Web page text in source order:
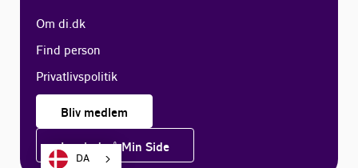
Om di.dk
Find person
Privatlivspolitik
Bliv medlem
Log ind på Min Side
DA